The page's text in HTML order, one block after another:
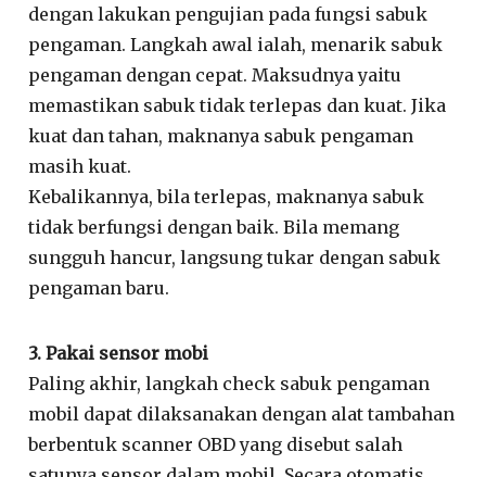
dengan lakukan pengujian pada fungsi sabuk
pengaman. Langkah awal ialah, menarik sabuk
pengaman dengan cepat. Maksudnya yaitu
memastikan sabuk tidak terlepas dan kuat. Jika
kuat dan tahan, maknanya sabuk pengaman
masih kuat.
Kebalikannya, bila terlepas, maknanya sabuk
tidak berfungsi dengan baik. Bila memang
sungguh hancur, langsung tukar dengan sabuk
pengaman baru.
3. Pakai sensor mobi
Paling akhir, langkah check sabuk pengaman
mobil dapat dilaksanakan dengan alat tambahan
berbentuk scanner OBD yang disebut salah